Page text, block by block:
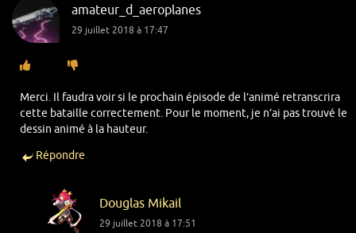
amateur_d_aeroplanes
29 juillet 2018 à 17:47
Merci. Il faudra voir si le prochain épisode de l’animé retranscrira
cette bataille correctement. Pour le moment, je n’ai pas trouvé le
dessin animé à la hauteur.
Répondre
Douglas Mikail
29 juillet 2018 à 17:51